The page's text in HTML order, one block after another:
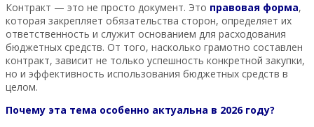
Контракт — это не просто документ. Это правовая форма,
которая закрепляет обязательства сторон, определяет их
ответственность и служит основанием для расходования
бюджетных средств. От того, насколько грамотно составлен
контракт, зависит не только успешность конкретной закупки,
но и эффективность использования бюджетных средств в
целом.
Почему эта тема особенно актуальна в 2026 году?